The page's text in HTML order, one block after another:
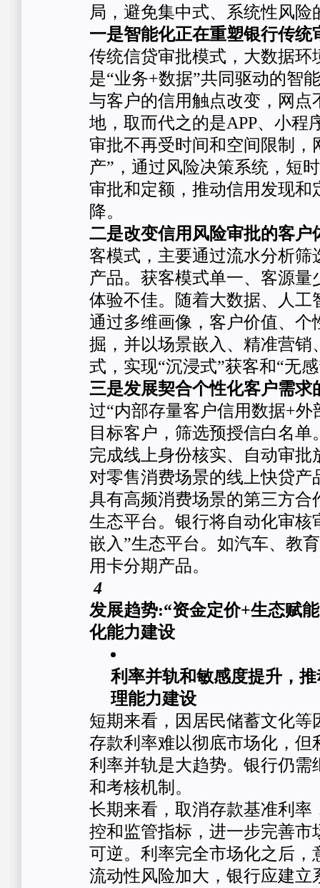
局，避免集中式、系统性风险
一是智能化正在重塑银行传统
传统信贷审批模式，大数据环
是“业务+数据”共同驱动的智
与客户的信用触点改变，网点
地，取而代之的是APP、小程
审批不再受时间和空间限制，
产”，通过风险决策系统，短
审批和定额，推动信用发现和
降。
二是改变信用风险审批的客户
客模式，主要通过流水分析筛
产品。获客模式单一、客源量
体验不佳。随着大数据、人工
通过多维画像，客户价值、个
掘，并以场景嵌入、精准营销
式，实现“沉浸式”获客和“无
三是发展契合个性化客户需求
过“内部存量客户信用数据+外
目标客户，筛选预授信白名单
完成线上身份核实、自动审批
对零售消费场景的线上快贷产
具有高频消费场景的第三方合
生态平台。银行将自动化审核
嵌入”生态平台。如汽车、教
用卡分期产品。
4
发展趋势:“资金定价+生态赋
化能力建设
利率并轨和敏感度提升，
理能力建设
短期来看，因居民储蓄文化等
存款利率难以彻底市场化，但
利率并轨是大趋势。银行仍需
和考核机制。
长期来看，取消存款基准利率
控和监管指标，进一步完善市
可逆。利率完全市场化之后，
流动性风险加大，银行应建立